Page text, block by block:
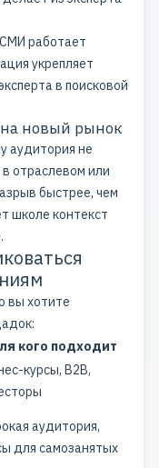
работает
укрепляет
в поисковой
новый рынок
аудитория не
отраслевом или
быстрее, чем
школе контекст
вы хотите
кого подходит
курсы, B2B,
аудитория,
для самозанятых